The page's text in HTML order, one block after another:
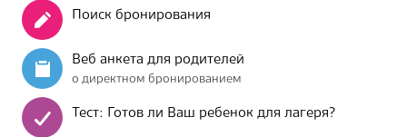
Поиск бронирования
Веб анкета для родителей
о директном бронированием
Тест: Готов ли Ваш ребенок для лагеря?